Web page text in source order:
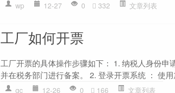
wp 12-27 0 332 文章列表
工厂如何开票
工厂开票的具体操作步骤如下： 1. 纳税人身份申
并在税务部门进行备案。 2. 登录开票系统 ： 使
gc 12-26 0 166 文章列表